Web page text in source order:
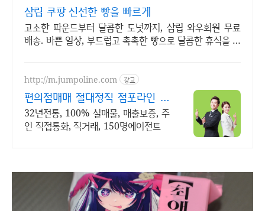
삼립 쿠팡 신선한 빵을 빠르게
고소한 파운드부터 달콤한 도넛까지, 삼립 와우회원 무료
배송. 바쁜 일상, 부드럽고 촉촉한 빵으로 달콤한 휴식을 선
http://m.jumpoline.com 광고
편의점매매 절대정직 점포라인 빠
른 직거래 & 안전중개거래
32년전통, 100% 실매물, 매출보증, 주
인 직접통화, 직거래, 150명에이전트